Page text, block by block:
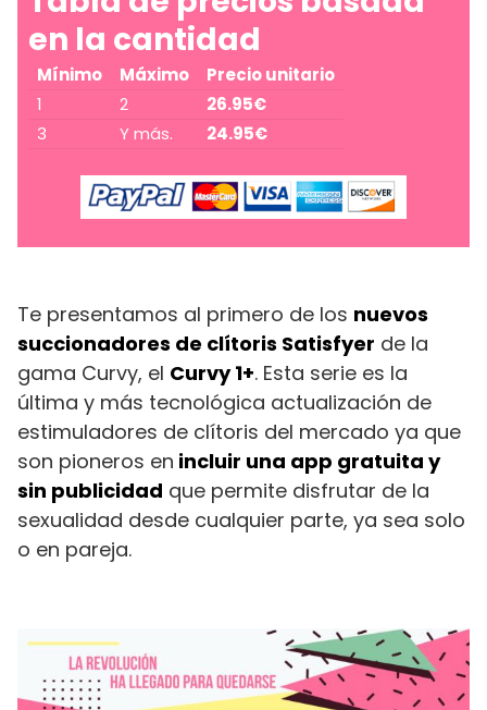
en la cantidad
Mínimo Máximo
Precio unitario
1
2 26.95€
3
Y más. 24.95€
Te presentamos al primero de los nuevos
succionadores de clítoris Satisfyer de la
gama Curvy, el Curvy 1+. Esta serie es la
última y más tecnológica actualización de
estimuladores de clítoris del mercado ya que
son pioneros en incluir una app gratuita y
sin publicidad que permite disfrutar de la
sexualidad desde cualquier parte, ya sea solo
o en pareja.